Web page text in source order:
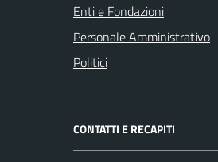
Enti e Fondazioni
Personale Amministrativo
Politici
CONTATTI E RECAPITI